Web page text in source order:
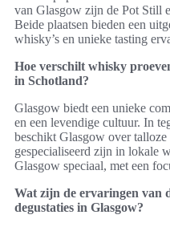
van Glasgow zijn de Pot Still
Beide plaatsen bieden een
whisky’s en unieke tasting
Hoe verschilt whisky
in Schotland?
Glasgow biedt een unieke
en een levendige cultuur. In
beschikt Glasgow over
gespecialiseerd zijn in lokale
Glasgow speciaal, met een
Wat zijn de ervaringen van
degustaties in Glasgow?